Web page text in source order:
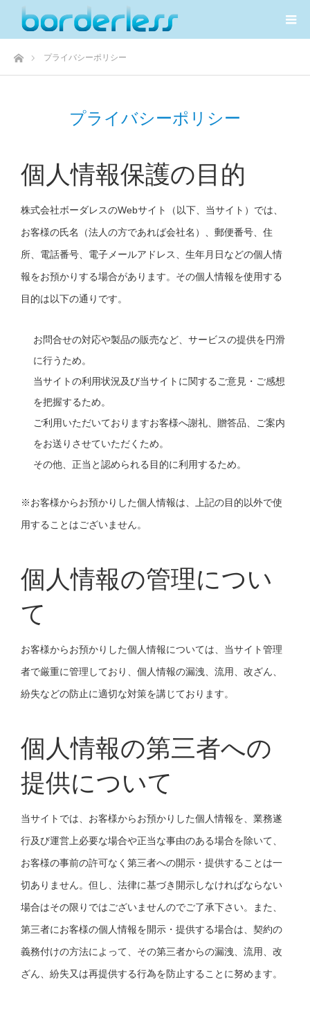
ホームプライバシーポリシー
プライバシーポリシー
個人情報保護の目的
株式会社ボーダレスのWebサイト（以下、当サイト）では、
お客様の氏名（法人の方であれば会社名）、郵便番号、住
所、電話番号、電子メールアドレス、生年月日などの個人情
報をお預かりする場合があります。その個人情報を使用する
目的は以下の通りです。
お問合せの対応や製品の販売など、サービスの提供を円滑
に行うため。
当サイトの利用状況及び当サイトに関するご意見・ご感想
を把握するため。
ご利用いただいておりますお客様へ謝礼、贈答品、ご案内
をお送りさせていただくため。
その他、正当と認められる目的に利用するため。
※お客様からお預かりした個人情報は、上記の目的以外で使
用することはございません。
個人情報の管理につい
て
お客様からお預かりした個人情報については、当サイト管理
者で厳重に管理しており、個人情報の漏洩、流用、改ざん、
紛失などの防止に適切な対策を講じております。
個人情報の第三者への
提供について
当サイトでは、お客様からお預かりした個人情報を、業務遂
行及び運営上必要な場合や正当な事由のある場合を除いて、
お客様の事前の許可なく第三者への開示・提供することは一
切ありません。但し、法律に基づき開示しなければならない
場合はその限りではございませんのでご了承下さい。また、
第三者にお客様の個人情報を開示・提供する場合は、契約の
義務付けの方法によって、その第三者からの漏洩、流用、改
ざん、紛失又は再提供する行為を防止することに努めます。